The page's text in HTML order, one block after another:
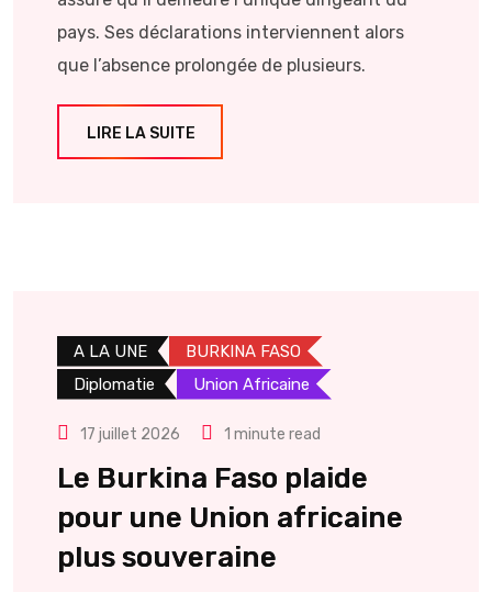
pays. Ses déclarations interviennent alors
que l’absence prolongée de plusieurs.
LIRE LA SUITE
A LA UNE
BURKINA FASO
Diplomatie
Union Africaine
17 juillet 2026 1 minute read
Le Burkina Faso plaide
pour une Union africaine
plus souveraine